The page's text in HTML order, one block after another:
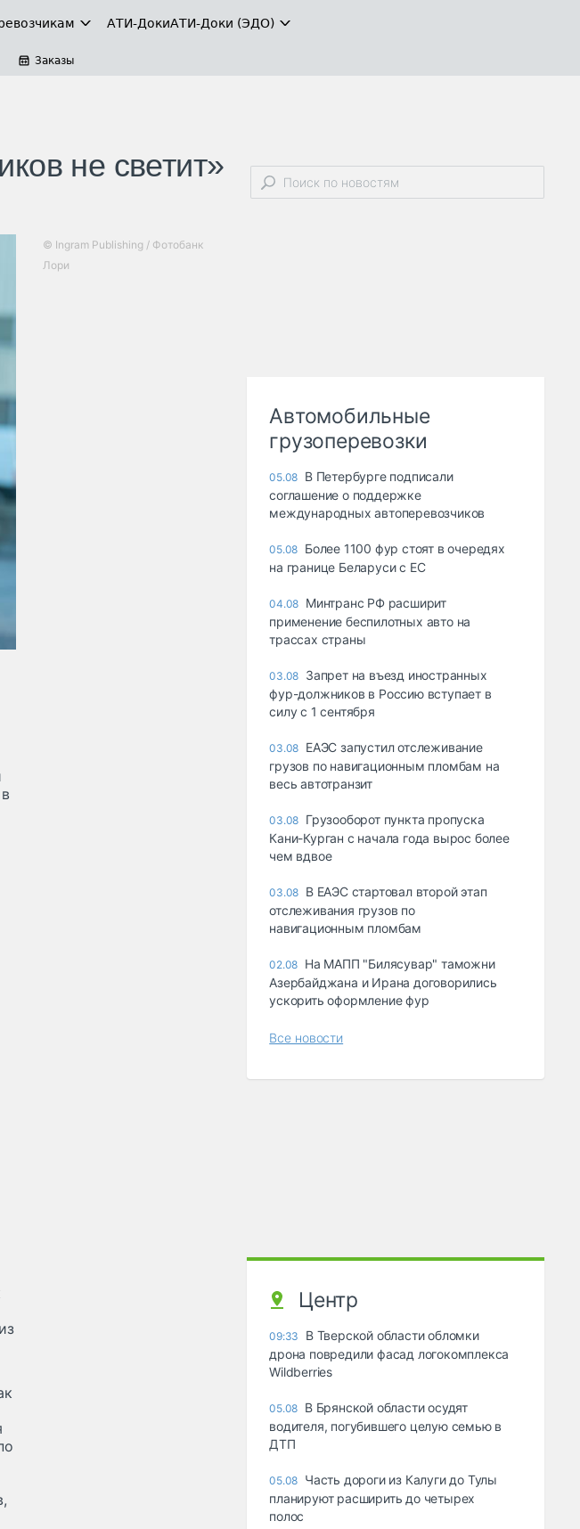
АТИ-ДокиАТИ-Доки (ЭДО)
Заказы
не светит»
© Ingram Publishing / Фотобанк
Лори
Автомобильные
грузоперевозки
05.08 В Петербурге подписали
соглашение о поддержке
международных автоперевозчиков
05.08 Более 1100 фур стоят в очередях
на границе Беларуси с ЕС
04.08 Минтранс РФ расширит
применение беспилотных авто на
трассах страны
03.08 Запрет на въезд иностранных
фур-должников в Россию вступает в
силу с 1 сентября
03.08 ЕАЭС запустил отслеживание
грузов по навигационным пломбам на
весь автотранзит
03.08 Грузооборот пункта пропуска
Кани-Курган с начала года вырос более
чем вдвое
03.08 В ЕАЭС стартовал второй этап
отслеживания грузов по
навигационным пломбам
02.08 На МАПП "Билясувар" таможни
Азербайджана и Ирана договорились
ускорить оформление фур
Все новости
Центр
09:33
В Тверской области обломки
дрона повредили фасад логокомплекса
Wildberries
05.08 В Брянской области осудят
водителя, погубившего целую семью в
ДТП
05.08 Часть дороги из Калуги до Тулы
планируют расширить до четырех
полос